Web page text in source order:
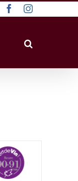
FacebookInstagram